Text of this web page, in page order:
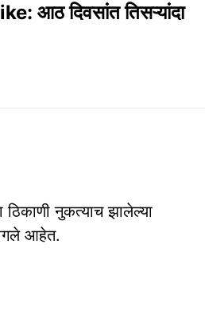
आठ दिवसांत तिसऱ्यांदा
नुकत्याच झालेल्या
आहेत.